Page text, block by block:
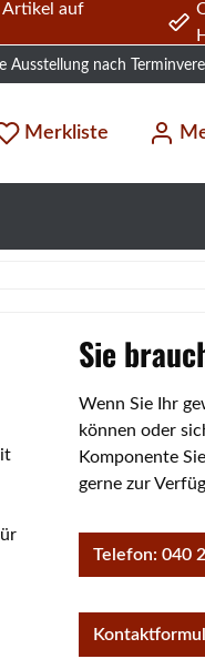
Artikel auf
Ausstellung nach
Merkliste
Sie
Wenn Sie Ihr
können oder
Komponente
gerne zur
Telefon: 040